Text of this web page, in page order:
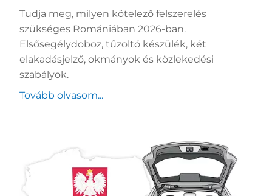
Tudja meg, milyen kötelező felszerelés
szükséges Romániában 2026-ban.
Elsősegélydoboz, tűzoltó készülék, két
elakadásjelző, okmányok és közlekedési
szabályok.
Tovább olvasom...